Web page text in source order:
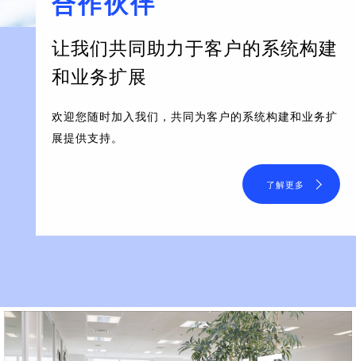
让我们共同助力于客户的系统构建
和业务扩展
欢迎您随时加入我们，共同为客户的系统构建和业务扩
展提供支持。
了解更多